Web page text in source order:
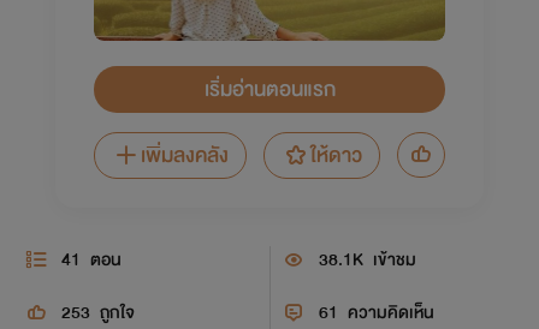
เริ่มอ่านตอนแรก
เพิ่มลงคลัง
ให้ดาว
41 ตอน 38.1K เข้าชม
253 ถูกใจ 61 ความคิดเห็น